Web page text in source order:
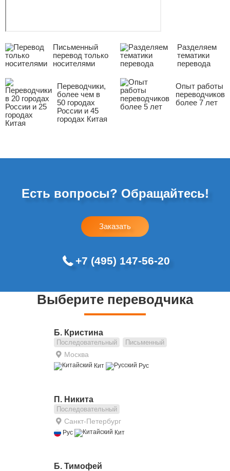
Письменный
перевод только
носителями
Разделяем
тематики
перевода
Переводчики,
более чем в
50 городах
России и 45
городах Китая
Опыт работы
переводчиков
более 7 лет
Есть вопросы? Обращайтесь!
Заказать
+7 (495) 147-56-20
Выберите переводчика
Б. Кристина
Последовательный Письменный
Москва
Кит Рус
П. Никита
Последовательный
Санкт-Петербург
Рус Кит
Б. Тимофей